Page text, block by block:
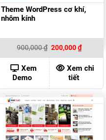
Theme WordPress cơ khí,
nhôm kính
900,000₫ Giá
là:
900,000 ₫.
200,000₫Giá
hiện
tại
là:
Xem
Demo
Xem chi
tiết